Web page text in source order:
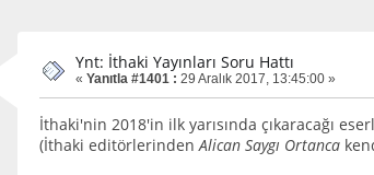
Ynt: İthaki Yayınları Soru Hattı
« Yanıtla #1401 : 29 Aralık 2017, 13:45:00 »
İthaki'nin 2018'in ilk yarısında çıkaracağı
(İthaki editörlerindenAlican Saygı Ortanca